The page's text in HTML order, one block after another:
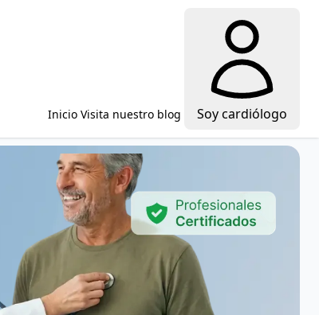
Inicio Visita nuestro blog Soy cardiólogo